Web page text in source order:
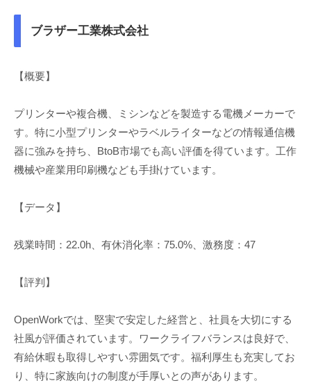
ブラザー工業株式会社
【概要】
プリンターや複合機、ミシンなどを製造する電機メーカーで
す。特に小型プリンターやラベルライターなどの情報通信機
器に強みを持ち、BtoB市場でも高い評価を得ています。工作
機械や産業用印刷機なども手掛けています。
【データ】
残業時間：22.0h、有休消化率：75.0%、激務度：47
【評判】
OpenWorkでは、堅実で安定した経営と、社員を大切にする
社風が評価されています。ワークライフバランスは良好で、
有給休暇も取得しやすい雰囲気です。福利厚生も充実してお
り、特に家族向けの制度が手厚いとの声があります。